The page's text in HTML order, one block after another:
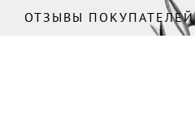
ОТЗЫВЫ ПОКУПАТЕЛЕЙ